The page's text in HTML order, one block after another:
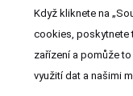
© 2026MeDitorial|
Když kliknete na
cookies, poskytnete
zařízení a pomůže
využití dat a našimi